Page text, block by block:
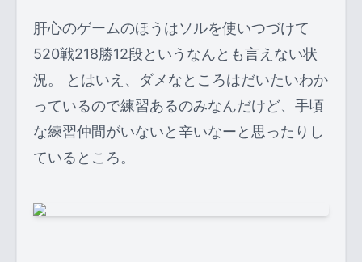
肝心のゲームのほうはソルを使いつづけて
520戦218勝12段というなんとも言えない状
況。 とはいえ、ダメなところはだいたいわか
っているので練習あるのみなんだけど、手頃
な練習仲間がいないと辛いなーと思ったりし
ているところ。